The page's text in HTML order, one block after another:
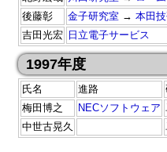
後藤彰
金子研究室 → 本田
吉田光宏 日立電子サービス
1997年度
氏名 進路
梅田博之
NECソフトウェア
中世古晃久